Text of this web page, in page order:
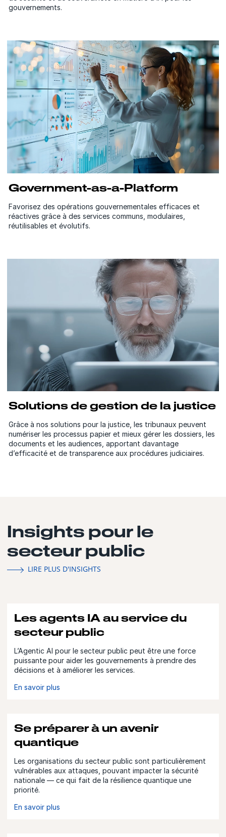
gouvernements.
Government-as-a-Platform
Favorisez des opérations gouvernementales efficaces et
réactives grâce à des services communs, modulaires,
réutilisables et évolutifs.
Solutions de gestion de la justice
Grâce à nos solutions pour la justice, les tribunaux peuvent
numériser les processus papier et mieux gérer les dossiers, les
documents et les audiences, apportant davantage
d’efficacité et de transparence aux procédures judiciaires.
Insights pour le
secteur public
LIRE PLUS D'INSIGHTS
Les agents IA au service du
secteur public
L’Agentic AI pour le secteur public peut être une force
puissante pour aider les gouvernements à prendre des
décisions et à améliorer les services.
En savoir plus
Se préparer à un avenir
quantique
Les organisations du secteur public sont particulièrement
vulnérables aux attaques, pouvant impacter la sécurité
nationale — ce qui fait de la résilience quantique une
priorité.
En savoir plus